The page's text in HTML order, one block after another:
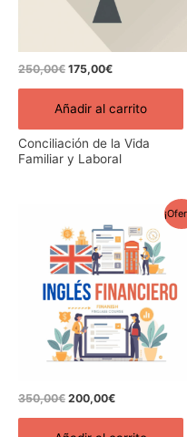
250,00€ 175,00€
Añadir al carrito
Conciliación de la Vida
Familiar y Laboral
350,00€
precio
original
era:
350,00€.
200,00€
precio
actual
es:
200,00€.